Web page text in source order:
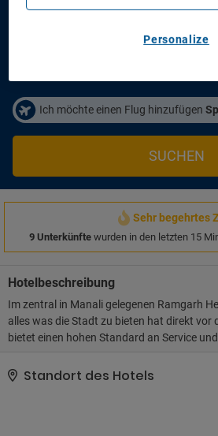
Anreisetag
Ich möchte einen Flug hinzufügen
SUCHEN
Sehr begehrtes
9 Unterkünfte wurden in den letzten 15
Hotelbeschreibung
Im zentral in Manali gelegenen Ramgarh
alles was die Stadt zu bieten hat direkt vor
bietet einen hohen Standard an Service
Einrichtungen wie Tägliche Reinigung, 24-
Standort des Hotels
Personalize